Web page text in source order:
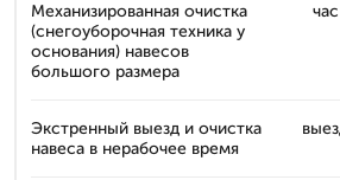
Механизированная очистка
(снегоуборочная техника у
основания) навесов
большого размера
час
Экстренный выезд и очистка
навеса в нерабочее время